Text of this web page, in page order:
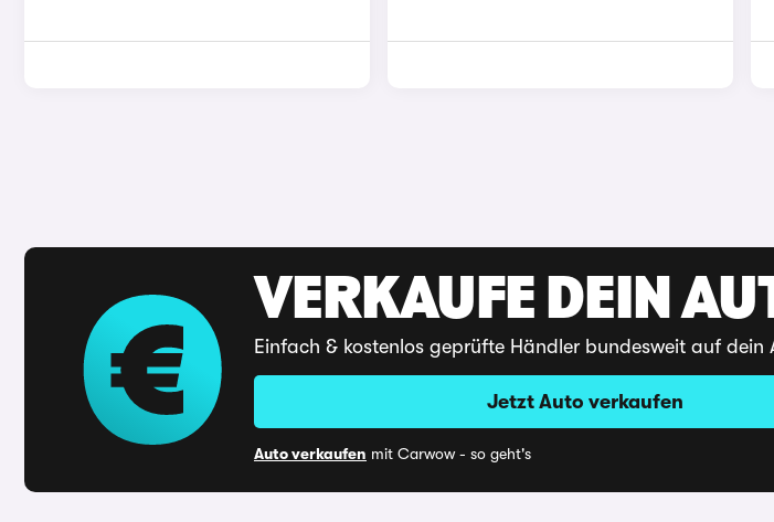
VERKAUFE DEIN
Einfach & kostenlos geprüfte Händler bundesweit auf dein
Jetzt Auto verkaufen
Auto verkaufen mit Carwow - so geht's